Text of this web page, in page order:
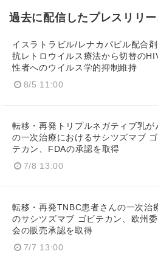
過去に配信したプレスリリー
イスラトラビル/レナカパビル配合剤
抗レトロウイルス療法から切替の
性者へのウイルス学的抑制維持
8/5 11:00
転移・再発トリプルネガティブ乳が
の一次治療におけるサシツズマブ
テカン、FDAの承認を取得
7/8 13:00
転移・再発TNBC患者さんの一次治
のサシツズマブ ゴビテカン、欧州委
会の販売承認を取得
7/7 13:00